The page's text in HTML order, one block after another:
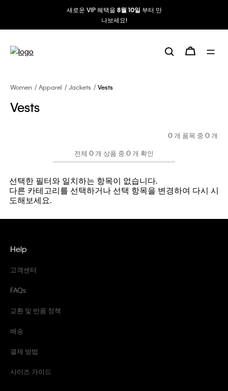
새로운 VIP 혜택을 8월 10일 부터 만
나보세요!
Women Apparel Jackets Vests
Vests
0 개 품목 중 0 개
전체 0 개 상품 중 0 개 확인
선택한 필터와 일치하는 항목이 없습니다.
다른 카테고리를 선택하거나 선택 항목을 변경하여 다시 시
도해보세요.
Help
고객센터
FAQs
교환 및 반품 정책
배송
결제 방법
사이즈 가이드